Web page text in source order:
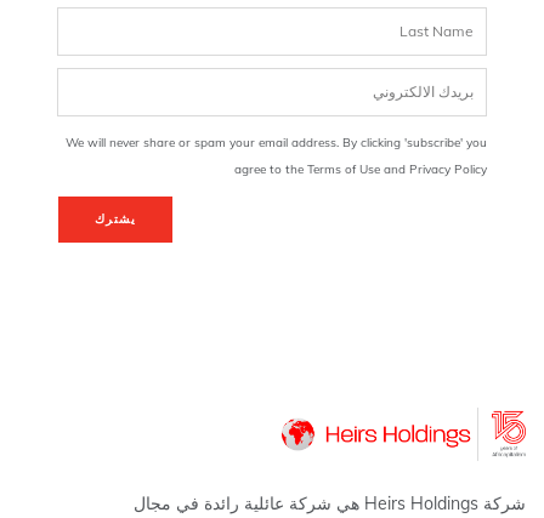
We will never share or spam your email address. By clicking 'subscribe' you
agree to the Terms of Use and Privacy Policy
يشترك
شركة Heirs Holdings هي شركة عائلية رائدة في مجال